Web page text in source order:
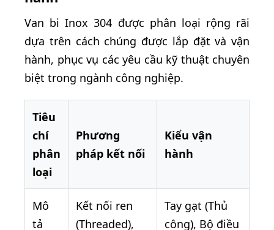
Van bi Inox 304 được phân loại rộng rãi
dựa trên cách chúng được lắp đặt và vận
hành, phục vụ các yêu cầu kỹ thuật chuyên
biệt trong ngành công nghiệp.
Tiêu
chí
phân
loại
Phương
pháp kết nối
Kiểu vận
hành
Mô
tả
Kết nối ren
(Threaded),
Tay gạt (Thủ
công), Bộ điều